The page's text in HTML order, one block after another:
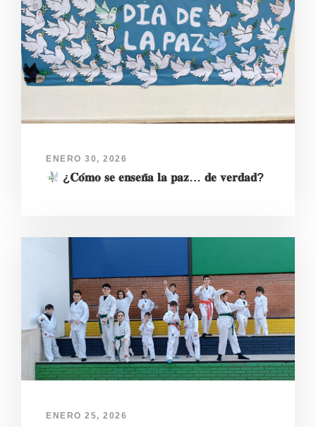
ENERO 30, 2026
¿𝐂𝐨́𝐦𝐨 𝐬𝐞 𝐞𝐧𝐬𝐞𝐧̃𝐚 𝐥𝐚 𝐩𝐚𝐳… 𝐝𝐞 𝐯𝐞𝐫𝐝𝐚𝐝?
ENERO 25, 2026